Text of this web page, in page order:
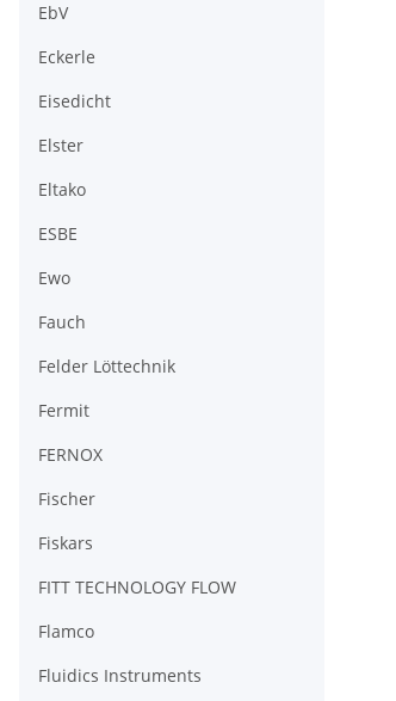
EbV
Eckerle
Eisedicht
Elster
Eltako
ESBE
Ewo
Fauch
Felder Löttechnik
Fermit
FERNOX
Fischer
Fiskars
FITT TECHNOLOGY FLOW
Flamco
Fluidics Instruments